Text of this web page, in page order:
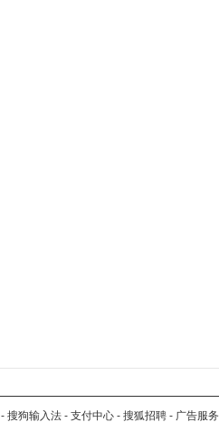
- 搜狗输入法 - 支付中心 - 搜狐招聘 - 广告服务